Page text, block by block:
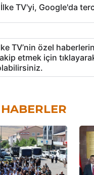
İlke TV'yi, Google'da
TV’nin özel
etmek için